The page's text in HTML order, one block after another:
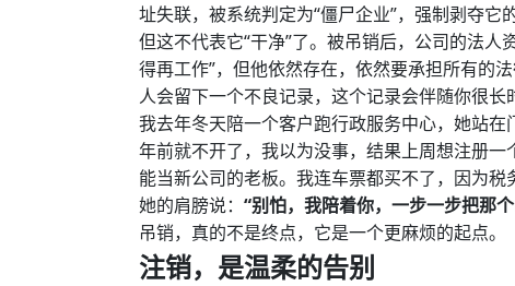
址失联，被系统判定为“僵尸企业”，强制剥夺它
但这不代表它“干净”了。被吊销后，公司的法
得再工作”，但他依然存在，依然要承担所有的
人会留下一个不良记录，这个记录会伴随你很长
我去年冬天陪一个客户跑行政服务中心，她站
年前就不开了，我以为没事，结果上周想注册一
能当新公司的老板。我连车票都买不了，因为
她的肩膀说： “别怕，我陪着你，一步一步把那
吊销，真的不是终点，它是一个更麻烦的起点。
注销，是温柔的告别